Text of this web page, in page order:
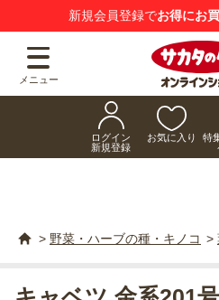
【注意喚起】悪質な偽サ
メニュー
ログイン
新規登録
お気に入り
特
> 野菜・ハーブの種・キノコ >